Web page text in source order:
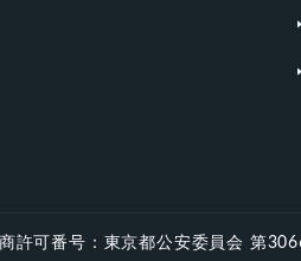
許可番号：東京都公安委員会 第